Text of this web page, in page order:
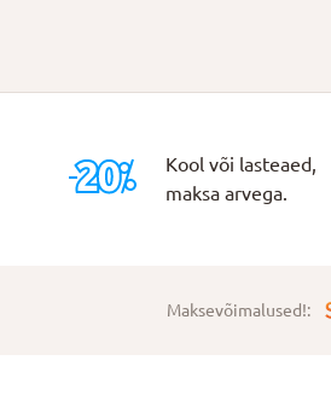
Kool või lasteaed,
maksa arvega.
Maksevõimalused!: